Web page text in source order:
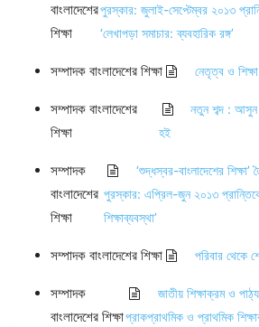
বাংলাদেশের
শিক্ষা
পুরস্কার: জুলাই-সেপ্টেম্বর ২০১৩
‘লেখাপড়া সমাচার: ব্যবহারিক রঙ্গ’
সম্পাদক বাংলাদেশের শিক্ষা নেতৃত্ব ও
সম্পাদক বাংলাদেশের
শিক্ষা
নতুন শব্দ : আসুন
হই
সম্পাদক
বাংলাদেশের
শিক্ষা
‘শুদ্ধস্বর-বাংলাদেশের শিক্ষা’
পুরস্কার: এপ্রিল-জুন ২০১৩
শিক্ষাব্যবস্থা’
সম্পাদক বাংলাদেশের শিক্ষা পরিবার থেকে
সম্পাদক
বাংলাদেশের শিক্ষা
জাতীয় শিক্ষাক্রম ও
প্রাকপ্রাথমিক ও প্রাথমিক